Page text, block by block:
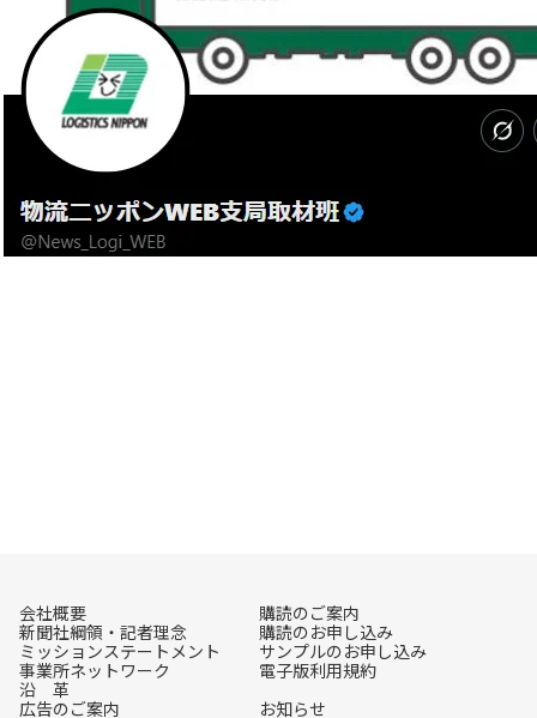
会社概要
新聞社綱領・記者理念
ミッションステートメント
事業所ネットワーク
沿 革
購読のご案内
購読のお申し込み
サンプルのお申し込み
電子版利用規約
広告のご案内
お知らせ